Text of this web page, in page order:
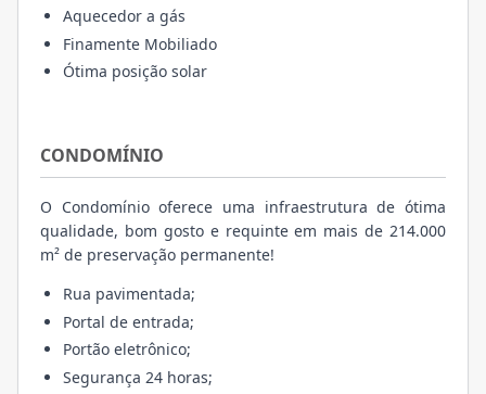
Aquecedor a gás
Finamente Mobiliado
Ótima posição solar
CONDOMÍNIO
O Condomínio oferece uma infraestrutura de ótima
qualidade, bom gosto e requinte em mais de 214.000
m² de preservação permanente!
Rua pavimentada;
Portal de entrada;
Portão eletrônico;
Segurança 24 horas;